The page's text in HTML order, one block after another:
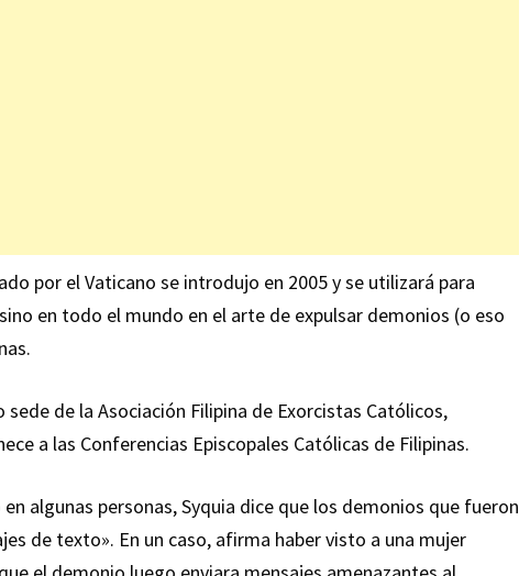
por el Vaticano se introdujo en 2005 y se utilizará para
en todo el mundo en el arte de expulsar demonios (o eso
de la Asociación Filipina de Exorcistas Católicos,
a las Conferencias Episcopales Católicas de Filipinas.
algunas personas, Syquia dice que los demonios que fueron
de texto». En un caso, afirma haber visto a una mujer